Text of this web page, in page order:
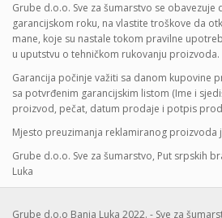
Grube d.o.o. Sve za šumarstvo se obavezuje
garancijskom roku, na vlastite troškove da
mane, koje su nastale tokom pravilne
u uputstvu o tehničkom rukovanju proizvoda.
Garancija počinje važiti sa danom kupovine
sa potvrđenim garancijskim listom (Ime i
proizvod, pečat, datum prodaje i potpis
Mjesto preuzimanja reklamiranog proizvoda
Grube d.o.o. Sve za šumarstvo, Put srpskih
Luka
Grube d.o.o Banja Luka 2022. - Sve za